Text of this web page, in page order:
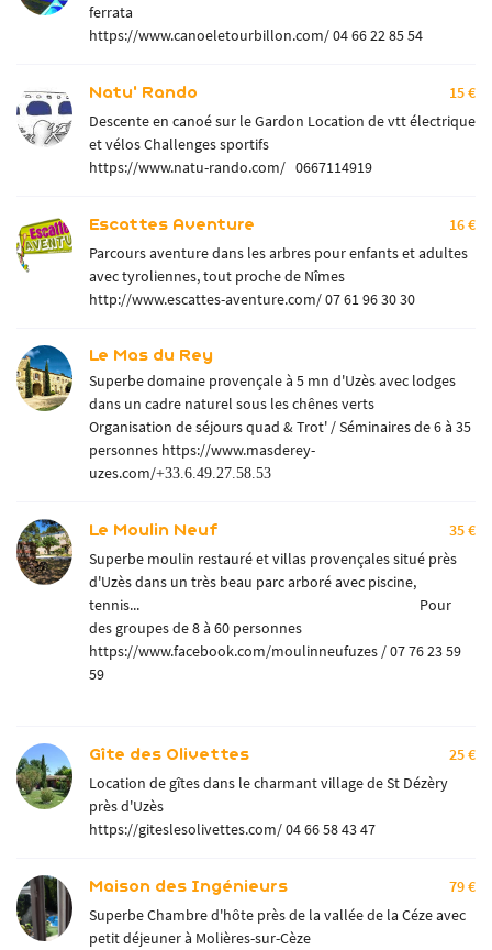
ferrata
https://www.canoeletourbillon.com/04 66 22 85 54
Natu' Rando
15 €
Descente en canoé sur le Gardon Location de vtt électrique
et vélos Challenges sportifs
https://www.natu-rando.com/0667114919
Escattes Aventure
16 €
Parcours aventure dans les arbres pour enfants et adultes
avec tyroliennes, tout proche de Nîmes
http://www.escattes-aventure.com/07 61 96 30 30
Le Mas du Rey
Superbe domaine provençale à 5 mn d'Uzès avec lodges
dans un cadre naturel sous les chênes verts
Organisation de séjours quad & Trot' / Séminaires de 6 à 35
personnes https://www.masderey-
uzes.com/+33.6.49.27.58.53
Le Moulin Neuf
35 €
Superbe moulin restauré et villas provençales situé près
d'Uzès dans un très beau parc arboré avec piscine,
tennis... Pour
des groupes de 8 à 60 personnes
https://www.facebook.com/moulinneufuzes/ 07 76 23 59
59
Gîte des Olivettes
25 €
Location de gîtes dans le charmant village de St Dézèry
près d'Uzès
https://giteslesolivettes.com/04 66 58 43 47
Maison des Ingénieurs
79 €
Superbe Chambre d'hôte près de la vallée de la Céze avec
petit déjeuner à Molières-sur-Cèze